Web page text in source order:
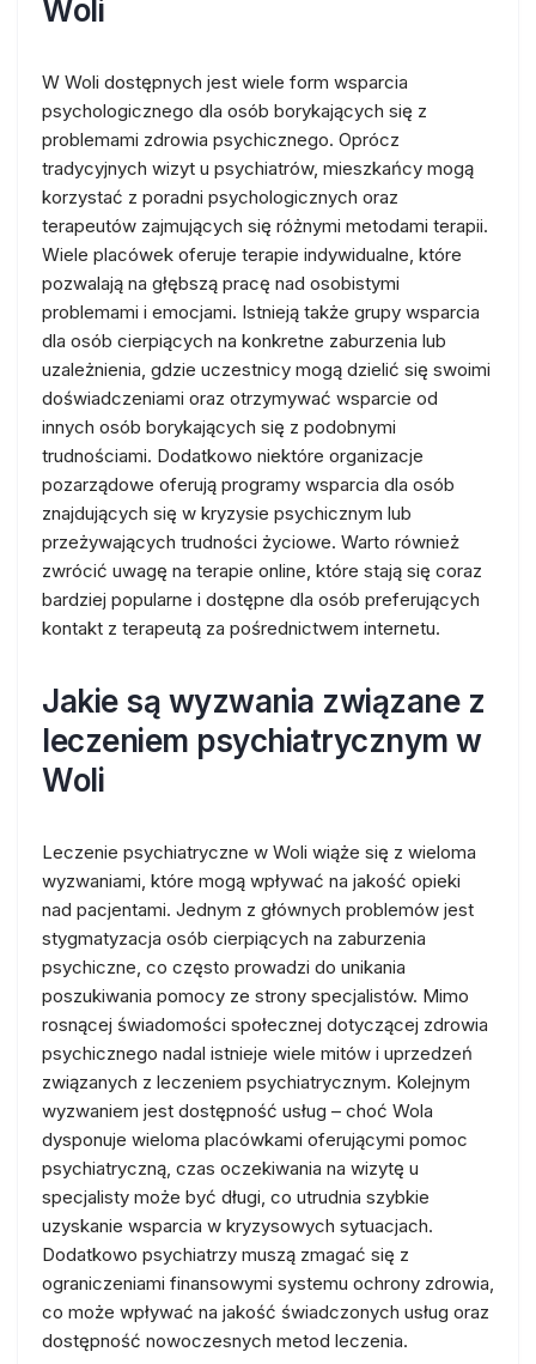
Woli
W Woli dostępnych jest wiele form wsparcia
psychologicznego dla osób borykających się z
problemami zdrowia psychicznego. Oprócz
tradycyjnych wizyt u psychiatrów, mieszkańcy mogą
korzystać z poradni psychologicznych oraz
terapeutów zajmujących się różnymi metodami terapii.
Wiele placówek oferuje terapie indywidualne, które
pozwalają na głębszą pracę nad osobistymi
problemami i emocjami. Istnieją także grupy wsparcia
dla osób cierpiących na konkretne zaburzenia lub
uzależnienia, gdzie uczestnicy mogą dzielić się swoimi
doświadczeniami oraz otrzymywać wsparcie od
innych osób borykających się z podobnymi
trudnościami. Dodatkowo niektóre organizacje
pozarządowe oferują programy wsparcia dla osób
znajdujących się w kryzysie psychicznym lub
przeżywających trudności życiowe. Warto również
zwrócić uwagę na terapie online, które stają się coraz
bardziej popularne i dostępne dla osób preferujących
kontakt z terapeutą za pośrednictwem internetu.
Jakie są wyzwania związane z
leczeniem psychiatrycznym w
Woli
Leczenie psychiatryczne w Woli wiąże się z wieloma
wyzwaniami, które mogą wpływać na jakość opieki
nad pacjentami. Jednym z głównych problemów jest
stygmatyzacja osób cierpiących na zaburzenia
psychiczne, co często prowadzi do unikania
poszukiwania pomocy ze strony specjalistów. Mimo
rosnącej świadomości społecznej dotyczącej zdrowia
psychicznego nadal istnieje wiele mitów i uprzedzeń
związanych z leczeniem psychiatrycznym. Kolejnym
wyzwaniem jest dostępność usług – choć Wola
dysponuje wieloma placówkami oferującymi pomoc
psychiatryczną, czas oczekiwania na wizytę u
specjalisty może być długi, co utrudnia szybkie
uzyskanie wsparcia w kryzysowych sytuacjach.
Dodatkowo psychiatrzy muszą zmagać się z
ograniczeniami finansowymi systemu ochrony zdrowia,
co może wpływać na jakość świadczonych usług oraz
dostępność nowoczesnych metod leczenia.